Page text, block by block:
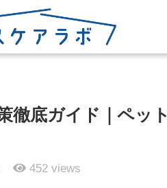
徹底ガイド｜ペッ
452 views